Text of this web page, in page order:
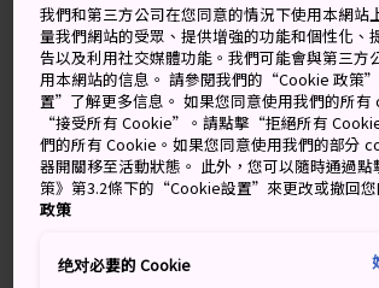
關鍵字 地圖
日間的大型風箏空中對
的遊行歡樂不息
濱松祭是十分受歡迎的祭典，主打多達
我們和第三方公司在您同意的情況下使用本網站
量我們網站的受眾、提供增強的功能和個性化、
告以及利用社交媒體功能。我們可能會與第三方
用本網站的信息。 請參閱我們的“Cookie 政策
置”了解更多信息。 如果您同意使用我們的所
“接受所有 Cookie”。請點擊“拒絕所有
們的所有 Cookie。如果您同意使用我們的部分
器開關移至活動狀態。 此外，您可以隨時通過
策》第3.2條下的“Cookie設置”來更改或撤回您
政策
绝对必要的 Cookie